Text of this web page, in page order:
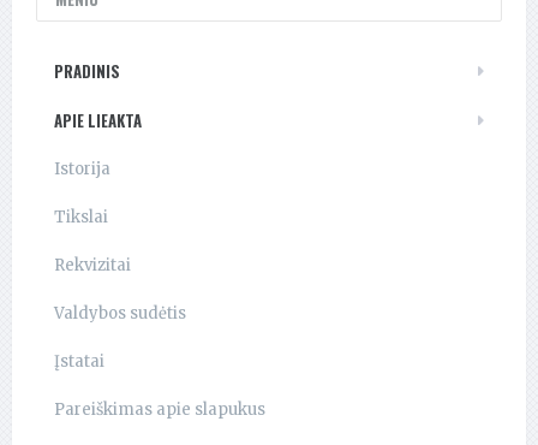
PRADINIS
APIE LIEAKTA
Istorija
Tikslai
Rekvizitai
Valdybos sudėtis
Įstatai
Pareiškimas apie slapukus